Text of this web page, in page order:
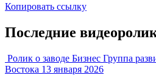
Копировать ссылку
Последние
Ролик о заводе Бизнес Группа
Востока 13 января 2026